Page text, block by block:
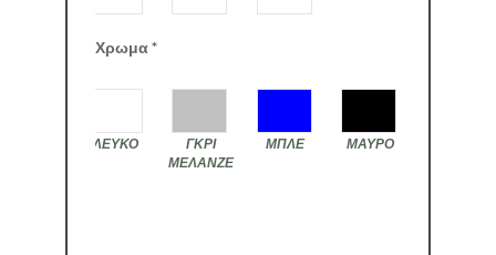
Χρωμα*
ΛΕΥΚΟ
ΓΚΡΙ
ΜΕΛΑΝΖΕ
ΜΠΛΕ ΜΑΥΡΟ